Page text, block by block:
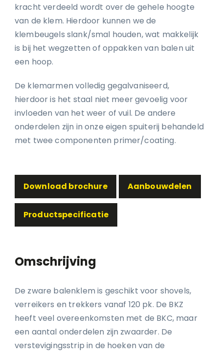
kracht verdeeld wordt over de gehele hoogte
van de klem. Hierdoor kunnen we de
klembeugels slank/smal houden, wat makkelijk
is bij het wegzetten of oppakken van balen uit
een hoop.
De klemarmen volledig gegalvaniseerd,
hierdoor is het staal niet meer gevoelig voor
invloeden van het weer of vuil. De andere
onderdelen zijn in onze eigen spuiterij behandeld
met twee componenten primer/coating.
Download brochure Aanbouwdelen
Productspecificatie
Omschrijving
De zware balenklem is geschikt voor shovels,
verreikers en trekkers vanaf 120 pk. De BKZ
heeft veel overeenkomsten met de BKC, maar
een aantal onderdelen zijn zwaarder. De
verstevigingsstrip in de hoeken van de